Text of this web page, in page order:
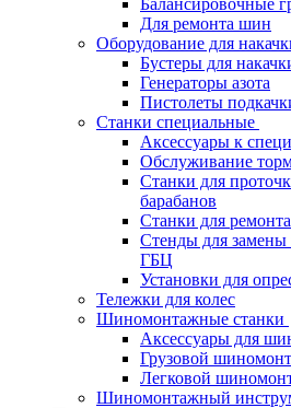
Балансировочные
Для ремонта шин
Оборудование для
Бустеры для
Генераторы азота
Пистолеты
Станки специальные
Аксессуары к
Обслуживание
Станки для
барабанов
Станки для
Стенды для
ГБЦ
Установки для
Тележки для колес
Шиномонтажные станки
Аксессуары для
Грузовой
Легковой
Шиномонтажный